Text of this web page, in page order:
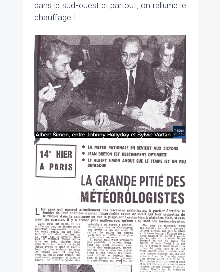
dans le sud-ouest et partout, on rallume le
chauffage !